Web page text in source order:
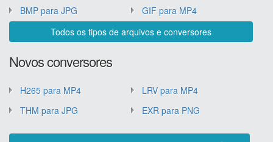
BMP para JPG
GIF para MP4
Todos os tipos de arquivos e conversores
Novos conversores
H265 para MP4
LRV para MP4
THM para JPG
EXR para PNG